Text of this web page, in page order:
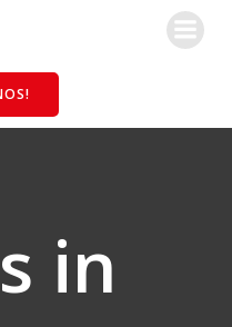
in